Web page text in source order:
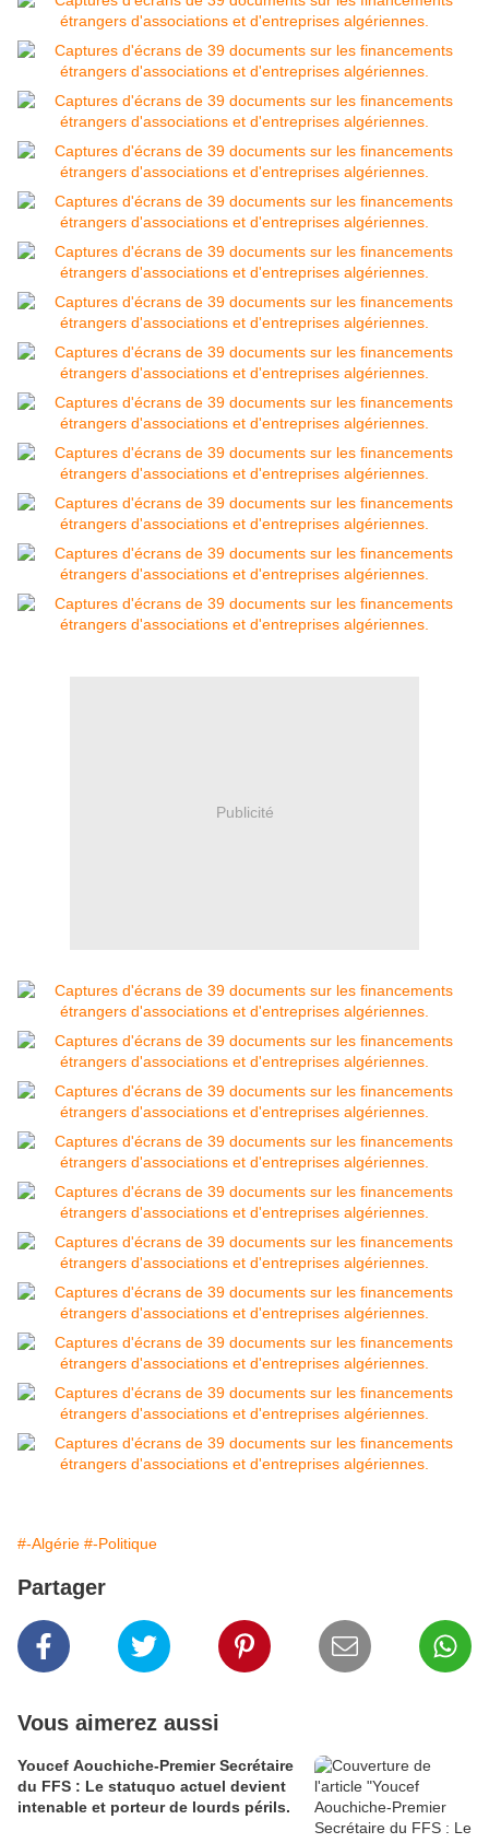
Publicité
#-Algérie #-Politique
Partager
Vous aimerez aussi
Youcef Aouchiche-Premier Secrétaire
du FFS : Le statuquo actuel devient
intenable et porteur de lourds périls.